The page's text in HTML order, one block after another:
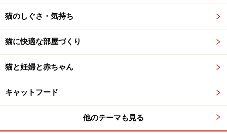
ス三毛がなかなか生まれないのにはどんな理由があるの
でしょうか？
オス猫に希少なカラーとは？
まず、「三毛猫のオスは珍しい」とよく言われますが、
実際に生まれにくいのはオレンジ（茶色）と黒の二色の
色の毛を持った猫のオスです。二毛、いわゆるサビ猫
猫のしぐさ・気持ち
猫に快適な部屋づくり
猫と妊婦と赤ちゃん
キャットフード
他のテーマも見る